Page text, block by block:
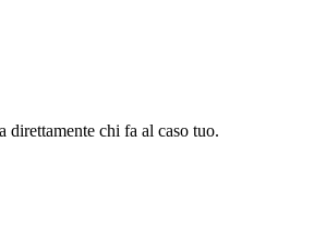
chi fa al caso tuo.